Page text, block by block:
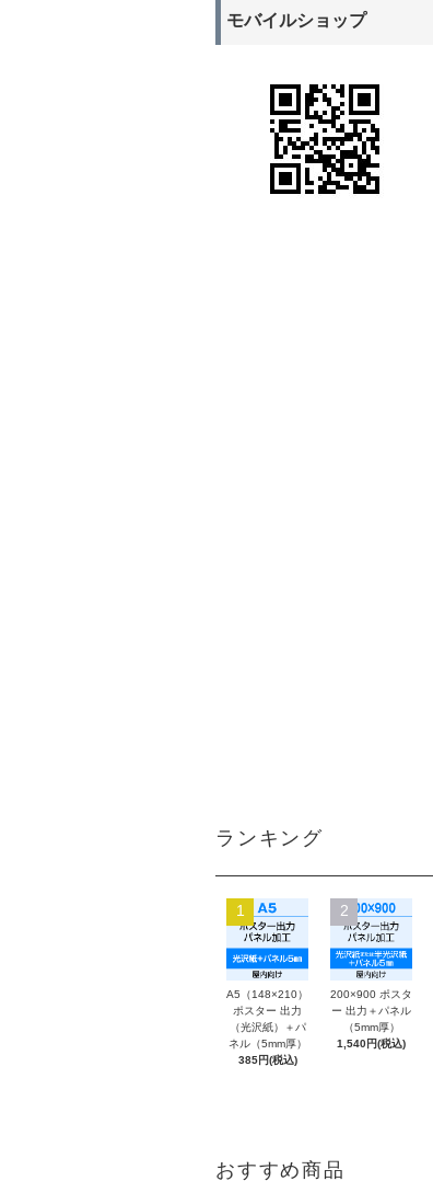
モバイルショップ
ランキング
1
A5（148×210）
ポスター 出力
（光沢紙）＋パ
ネル（5mm厚）
385円(税込)
2
200×900 ポスタ
ー 出力＋パネル
（5mm厚）
1,540円(税込)
おすすめ商品